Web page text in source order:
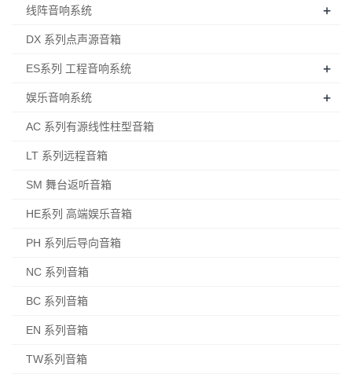
线阵音响系统 +
DX 系列点声源音箱
ES系列 工程音响系统 +
娱乐音响系统 +
AC 系列有源线性柱型音箱
LT 系列远程音箱
SM 舞台返听音箱
HE系列 高端娱乐音箱
PH 系列后导向音箱
NC 系列音箱
BC 系列音箱
EN 系列音箱
TW系列音箱